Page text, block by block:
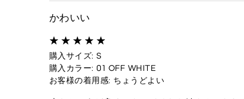
かわいい
購入サイズ: S
購入カラー: 01 OFF WHITE
お客様の着用感: ちょうどよい